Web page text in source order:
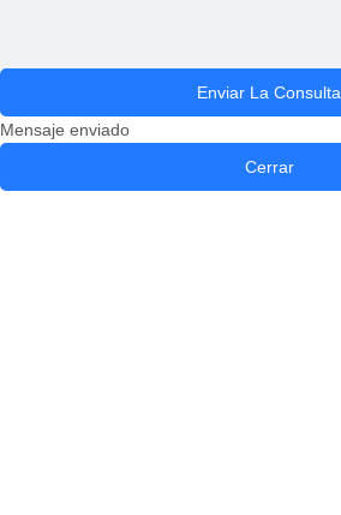
Enviar La Consulta
Mensaje enviado
Cerrar